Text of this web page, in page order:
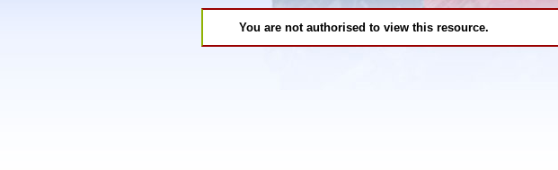
You are not authorised to view this resource.